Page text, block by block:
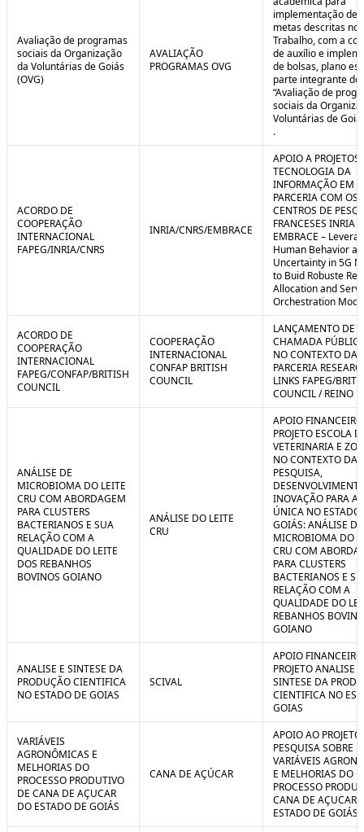
Avaliação de programas
sociais da Organização
da Voluntárias de Goiás
(OVG)
AVALIAÇÃO
PROGRAMAS OVG
implementação de
metas descritas no
Trabalho, com a
de auxílio e
de bolsas, plano
parte integrante do
“Avaliação de
sociais da
Voluntárias de
.
ACORDO DE
COOPERAÇÃO
INTERNACIONAL
FAPEG/INRIA/CNRS
INRIA/CNRS/EMBRACE
APOIO A PROJETOS
TECNOLOGIA DA
INFORMAÇÃO EM
PARCERIA COM OS
CENTROS DE
FRANCESES INRIA
EMBRACE –
Human Behavior
Uncertainty in 5G
to Buid Robuste
Allocation and
Orchestration
ACORDO DE
COOPERAÇÃO
INTERNACIONAL
FAPEG/CONFAP/BRITISH
COUNCIL
COOPERAÇÃO
INTERNACIONAL
CONFAP BRITISH
COUNCIL
LANÇAMENTO DE
CHAMADA
NO CONTEXTO DA
PARCERIA
LINKS FAPEG/
COUNCIL / REINO
ANÁLISE DE
MICROBIOMA DO LEITE
CRU COM ABORDAGEM
PARA CLUSTERS
BACTERIANOS E SUA
RELAÇÃO COM A
QUALIDADE DO LEITE
DOS REBANHOS
BOVINOS GOIANO
ANÁLISE DO LEITE
CRU
APOIO
PROJETO ESCOLA
VETERINARIA E
NO CONTEXTO DA
PESQUISA,
INOVAÇÃO PARA A
ÚNICA NO ESTADO
GOIÁS: ANÁLISE DE
MICROBIOMA DO
CRU COM
PARA CLUSTERS
BACTERIANOS E
RELAÇÃO COM A
QUALIDADE DO
REBANHOS
GOIANO
ANALISE E SINTESE DA
PRODUÇÃO CIENTIFICA
NO ESTADO DE GOIAS
SCIVAL
APOIO
PROJETO ANALISE E
SINTESE DA
CIENTIFICA NO
GOIAS
VARIÁVEIS
AGRONÔMICAS E
MELHORIAS DO
PROCESSO PRODUTIVO
DE CANA DE AÇUCAR
DO ESTADO DE GOIÁS
CANA DE AÇÚCAR
APOIO AO
PESQUISA SOBRE
VARIÁVEIS
E MELHORIAS DO
PROCESSO
CANA DE AÇUCAR
ESTADO DE GOIÁS